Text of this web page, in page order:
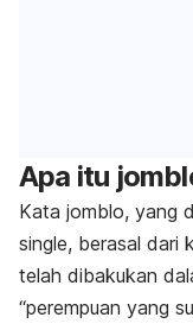
Apa itu
Kata jomblo, yang
single, berasal dari
telah dibakukan
“perempuan yang